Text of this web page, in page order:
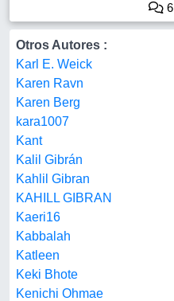
6
Otros Autores :
Karl E. Weick
Karen Ravn
Karen Berg
kara1007
Kant
Kalil Gibrán
Kahlil Gibran
KAHILL GIBRAN
Kaeri16
Kabbalah
Katleen
Keki Bhote
Kenichi Ohmae